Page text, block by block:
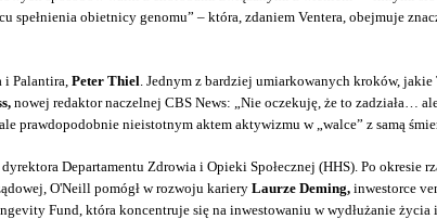
obietnicy genomu” – która, zdaniem Ventera, obejmuje
Palantira, Peter Thiel . Jednym z bardziej umiarkowanych kroków,
nowej redaktor naczelnej CBS News: „Nie oczekuję, że to zadziała…
prawdopodobnie nieistotnym aktem aktywizmu w „walce” z samą
Departamentu Zdrowia i Opieki Społecznej (HHS). Po okresie
O'Neill pomógł w rozwoju karieryLaurze Deming, inwestorce
Fund, która koncentruje się na inwestowaniu w wydłużanie życia